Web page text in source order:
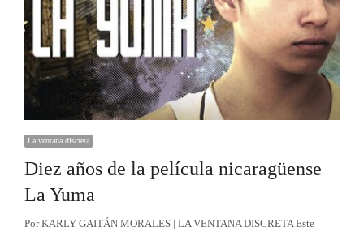
La ventana discreta
Diez años de la película nicaragüense
La Yuma
Por KARLY GAITÁN MORALES | LA VENTANA DISCRETA Este